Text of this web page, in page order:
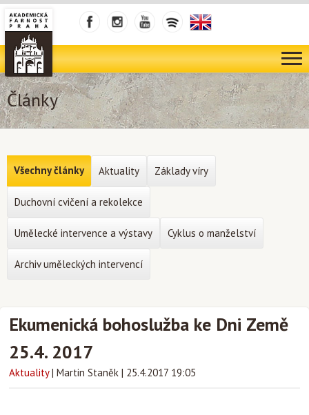
Články
Ekumenická bohoslužba ke Dni Země
25.4. 2017
Aktuality | Martin Staněk | 25.4.2017 19:05
Všechny články Aktuality Základy víry
Duchovní cvičení a rekolekce
Umělecké intervence a výstavy Cyklus o manželství
Archiv uměleckých intervencí